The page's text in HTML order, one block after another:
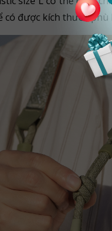
có được kích thước